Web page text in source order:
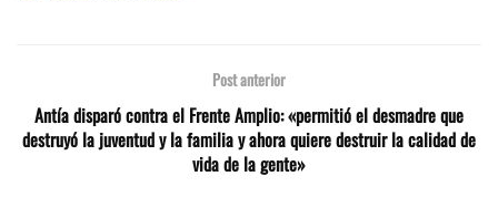
Post anterior
Antía disparó contra el Frente Amplio: «permitió el desmadre que
destruyó la juventud y la familia y ahora quiere destruir la calidad de
vida de la gente»